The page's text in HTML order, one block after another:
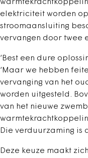
elektriciteit worden
stroomaansluiting
vervangen door twee
‘Best een dure
‘Maar we hebben
vervanging van het
worden uitgesteld.
van het nieuwe
Die verduurzaming is
Deze keuze maakt